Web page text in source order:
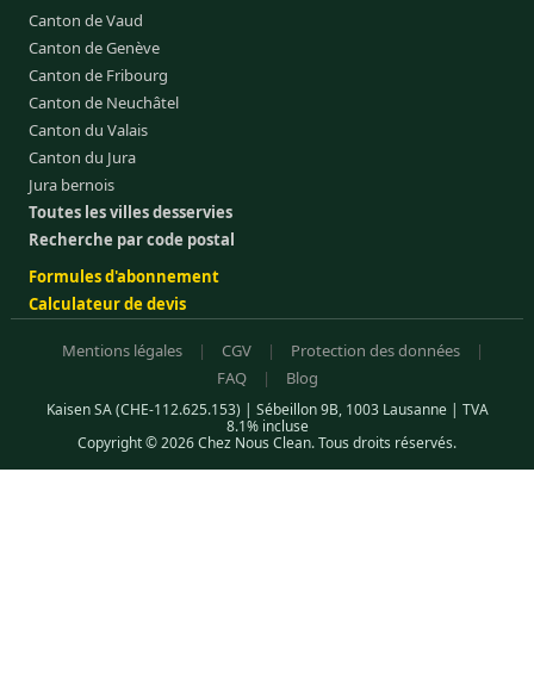
Canton de Vaud
Canton de Genève
Canton de Fribourg
Canton de Neuchâtel
Canton du Valais
Canton du Jura
Jura bernois
Toutes les villes desservies
Recherche par code postal
Formules d'abonnement
Calculateur de devis
Mentions légales | CGV | Protection des données
|
FAQ
| Blog
Kaisen SA (CHE-112.625.153) | Sébeillon 9B, 1003 Lausanne | TVA
8.1% incluse
Copyright © 2026 Chez Nous Clean. Tous droits réservés.